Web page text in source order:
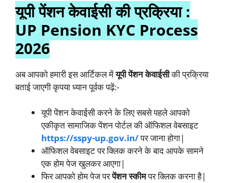
यूपी पेंशन केवाईसी की प्रक्रिया :
UP Pension KYC Process
2026
अब आपको हमारी इस आर्टिकल मेंयूपी पेंशन केवाईसीकी प्रक्रिया
बताई जाएगी कृपया ध्यान पूर्वक पढ़ें:-
यूपी पेंशन केवाईसी करने के लिए सबसे पहले आपको
एकीकृत सामाजिक पेंशन पोर्टल की ऑफिशल वेबसाइट
https://sspy-up.gov.in/पर जाना होगा|
ऑफिशल वेबसाइट पर क्लिक करने के बाद आपके सामने
एक होम पेज खुलकर आएगा|
फिर आपको होम पेज परपेंशन स्कीमपर क्लिक करना है|